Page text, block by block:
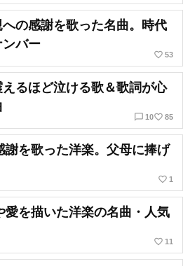
への感謝を歌った名曲。時代
バー
favorite_border 53
えるほど泣ける歌＆歌詞が心
chat_bubble_outline 10favorite_border 85
謝を歌った洋楽。父母に捧げ
favorite_border 1
愛を描いた洋楽の名曲・人気
favorite_border 11